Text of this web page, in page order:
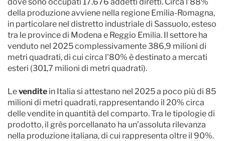
della produzione avviene nella regione Emilia-Romagna,
in particolare nel distretto industriale di Sassuolo, esteso
tra le province di Modena e Reggio Emilia. Il settore ha
venduto nel 2025 complessivamente 386,9 milioni di
metri quadrati, di cui circa l'80% è destinato a mercati
esteri (301,7 milioni di metri quadrati).
Levendite in Italia si attestano nel 2025 a poco più di 85
milioni di metri quadrati, rappresentando il 20% circa
delle vendite in quantità del comparto. Tra le tipologie di
prodotto, il grès porcellanato ha un’assoluta rilevanza
nella produzione italiana, di cui rappresenta oltre il 90%.